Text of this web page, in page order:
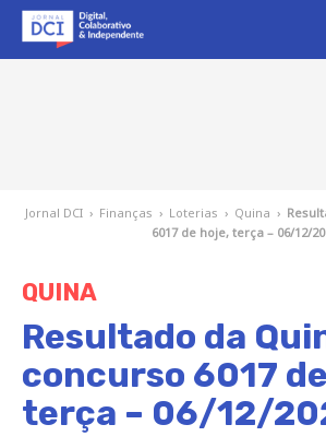
Jornal DCI › Finanças › Loterias › Quina ›
6017 de hoje, terça – 06/12/
QUINA
Resultado da
concurso 6017
terça – 06/12/